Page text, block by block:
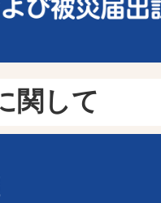
関して